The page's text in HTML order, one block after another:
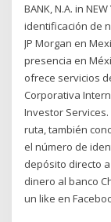
BANK, N.A. in
identificación de
JP Morgan en
presencia en
ofrece servicios
Corporativa
Investor
ruta, también
el número de
depósito directo
dinero al banco
un like en